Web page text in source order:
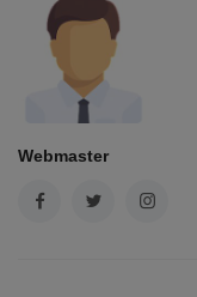
Webmaster